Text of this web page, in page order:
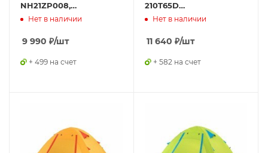
NH21ZP008,
трехместная, зеленая,
Нет в наличии
9 990 ₽/шт
+ 499 на счет
210T65D
четырехместная,
6927595762646
Нет в наличии
11 640 ₽/шт
+ 582 на счет